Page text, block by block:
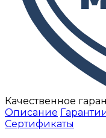
Качественное
Описание
Сертификаты